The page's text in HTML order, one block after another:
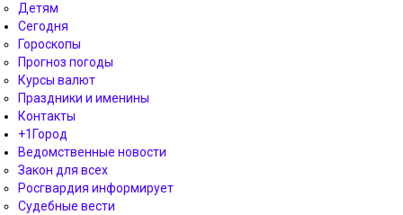
Детям
Сегодня
Гороскопы
Прогноз погоды
Курсы валют
Праздники и именины
Контакты
+1Город
Ведомственные новости
Закон для всех
Росгвардия информирует
Судебные вести